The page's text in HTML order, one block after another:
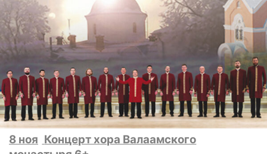
8 ноя Концерт хора Валаамского